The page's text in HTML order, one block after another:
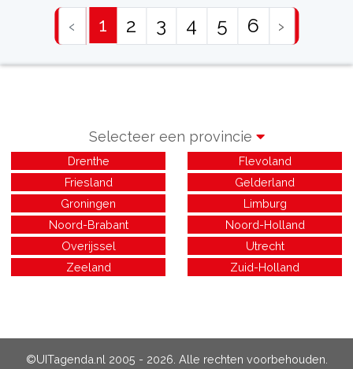
‹ 1 2 3 4 5 6 ›
Selecteer een provincie
Drenthe
Flevoland
Friesland
Gelderland
Groningen
Limburg
Noord-Brabant
Noord-Holland
Overijssel
Utrecht
Zeeland
Zuid-Holland
©UITagenda.nl 2005 - 2026. Alle rechten voorbehouden.